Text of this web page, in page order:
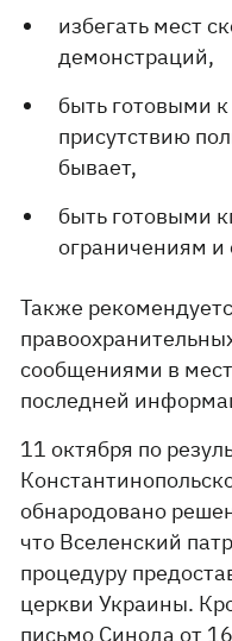
избегать мест
демонстраций,
быть готовыми
присутствию
бывает,
быть готовыми
ограничениям и
Также
сообщениями в
последней
11 октября по
обнародовано
что Вселенский
процедуру
церкви Украины.
письмо Синода от